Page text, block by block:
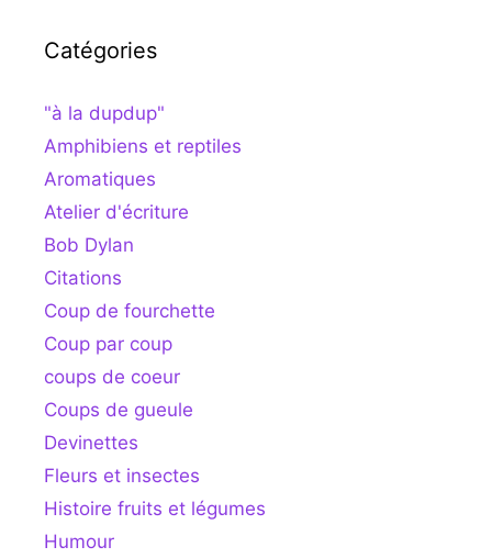
Catégories
"à la dupdup"
Amphibiens et reptiles
Aromatiques
Atelier d'écriture
Bob Dylan
Citations
Coup de fourchette
Coup par coup
coups de coeur
Coups de gueule
Devinettes
Fleurs et insectes
Histoire fruits et légumes
Humour